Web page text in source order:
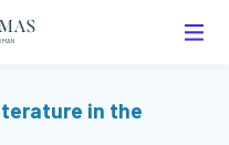
in the